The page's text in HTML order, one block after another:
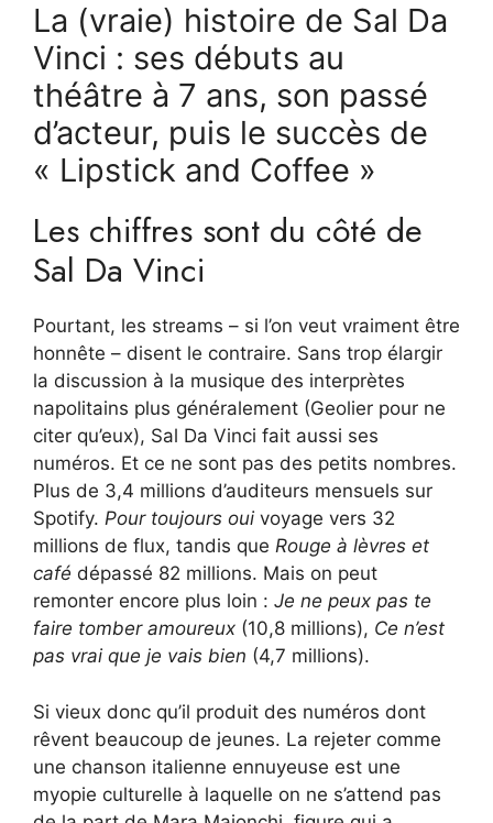
La (vraie) histoire de Sal Da
Vinci : ses débuts au
théâtre à 7 ans, son passé
d’acteur, puis le succès de
« Lipstick and Coffee »
Les chiffres sont du côté de
Sal Da Vinci
Pourtant, les streams – si l’on veut vraiment être
honnête – disent le contraire. Sans trop élargir
la discussion à la musique des interprètes
napolitains plus généralement (Geolier pour ne
citer qu’eux), Sal Da Vinci fait aussi ses
numéros. Et ce ne sont pas des petits nombres.
Plus de 3,4 millions d’auditeurs mensuels sur
Spotify. Pour toujours oui voyage vers 32
millions de flux, tandis que Rouge à lèvres et
café dépassé 82 millions. Mais on peut
remonter encore plus loin : Je ne peux pas te
faire tomber amoureux (10,8 millions), Ce n’est
pas vrai que je vais bien (4,7 millions).
Si vieux donc qu’il produit des numéros dont
rêvent beaucoup de jeunes. La rejeter comme
une chanson italienne ennuyeuse est une
myopie culturelle à laquelle on ne s’attend pas